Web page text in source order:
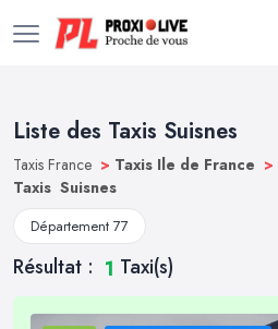
Liste des Taxis Suisnes
Taxis France > Taxis Ile de France >
Taxis Suisnes
Département 77
Résultat : 1 Taxi(s)